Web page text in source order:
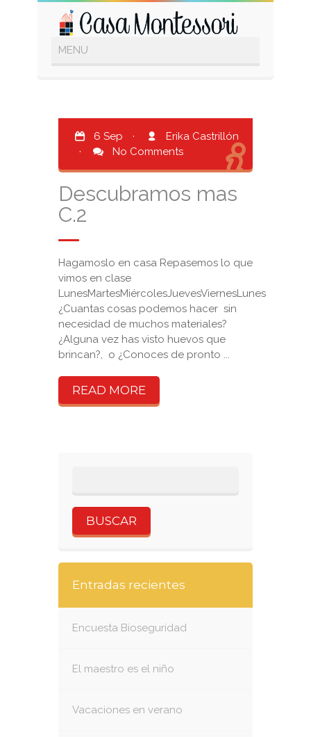
6 Sep ·
Erika Castrillón
·
No Comments
Descubramos mas
C.2
Hagamoslo en casa Repasemos lo que
vimos en clase
LunesMartesMiércolesJuevesViernesLunes
¿Cuantas cosas podemos hacer sin
necesidad de muchos materiales?
¿Alguna vez has visto huevos que
brincan?, o ¿Conoces de pronto ...
READ MORE
Entradas recientes
Encuesta Bioseguridad
El maestro es el niño
Vacaciones en verano